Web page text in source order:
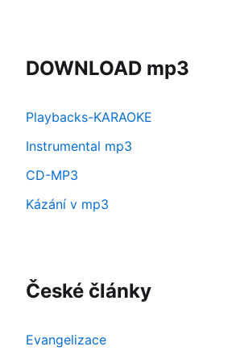
DOWNLOAD mp3
Playbacks-KARAOKE
Instrumental mp3
CD-MP3
Kázání v mp3
České články
Evangelizace